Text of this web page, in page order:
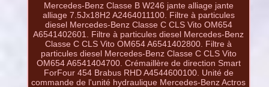
Mercedes-Benz Classe B W246 jante alliage jante
alliage 7.5Jx18H2 A2464011100. Filtre à particules
diesel Mercedes-Benz Classe C CLS Vito OM654
A6541402601. Filtre à particules diesel Mercedes-Benz
Classe C CLS Vito OM654 A6541402800. Filtre à
particules diesel Mercedes-Benz Classe C CLS Vito
OM654 A6541404700. Crémaillère de direction Smart
ForFour 454 Brabus RHD A4544600100. Unité de
commande de l'unité hydraulique Mercedes-Benz Actros